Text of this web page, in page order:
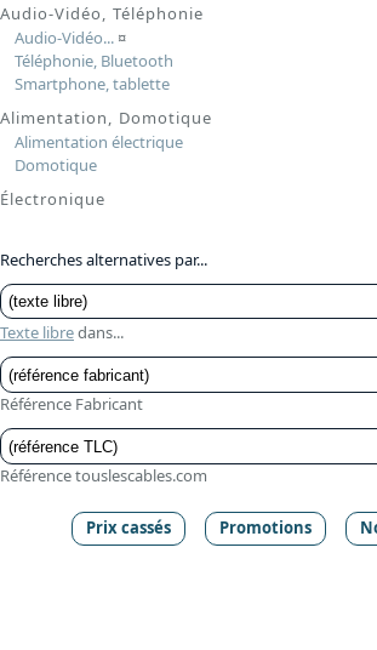
Audio-Vidéo, Téléphonie
Audio-Vidéo...¤
Téléphonie, Bluetooth
Smartphone, tablette
Alimentation, Domotique
Alimentation électrique
Domotique
Électronique
Recherches alternatives par...
Texte libredans...
Référence Fabricant
Référence touslescables.com
Prix cassés Promotions